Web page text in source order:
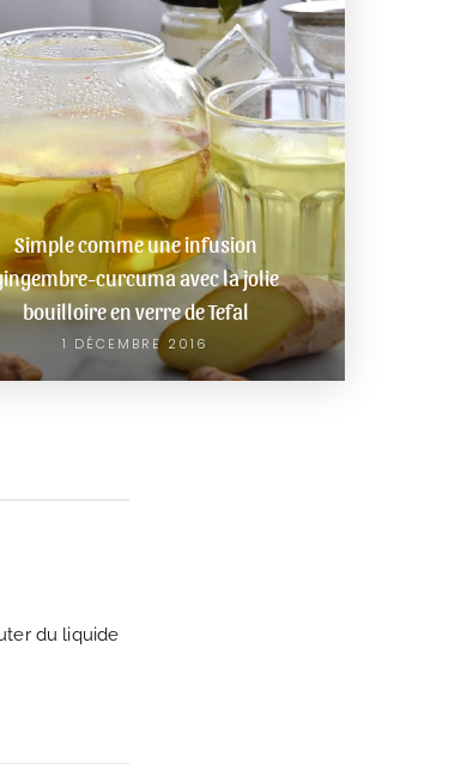
Simple comme une infusion
curcuma avec la jolie
bouilloire en verre de Tefal
1 DÉCEMBRE 2016
du liquide